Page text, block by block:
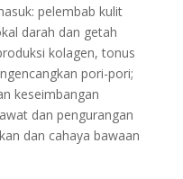
pelembab kulit
darah dan getah
kolagen, tonus
pori-pori;
keseimbangan
dan pengurangan
dan cahaya bawaan